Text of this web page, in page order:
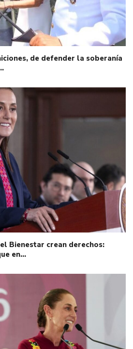
de defender la soberanía
Bienestar crean derechos:
en…